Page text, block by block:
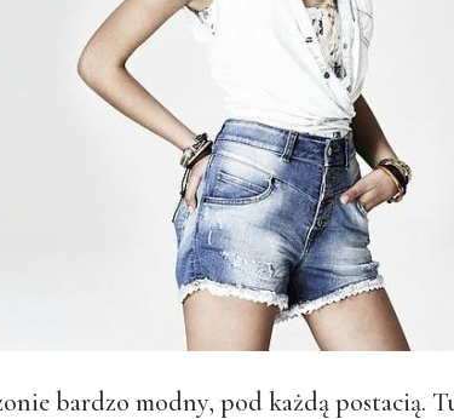
bardzo modny, pod każdą postacią.